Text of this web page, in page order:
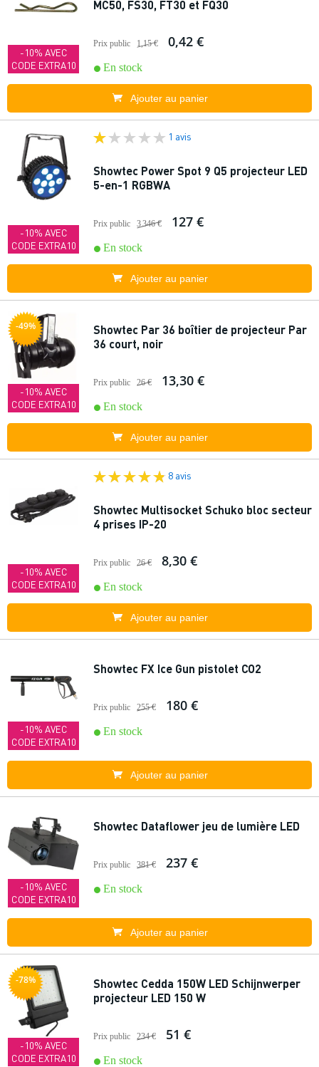
-10% AVEC
CODE EXTRA10
MC50, FS30, FT30 et FQ30
Prix public 1,15 € 0,42 €
En stock
Ajouter au panier
-10% AVEC
CODE EXTRA10
1 avis
Showtec Power Spot 9 Q5 projecteur LED
5-en-1 RGBWA
Prix public 3 346 € 127 €
En stock
Ajouter au panier
-49%
-10% AVEC
CODE EXTRA10
Showtec Par 36 boîtier de projecteur Par
36 court, noir
Prix public 26 € 13,30 €
En stock
Ajouter au panier
-10% AVEC
CODE EXTRA10
8 avis
Showtec Multisocket Schuko bloc secteur
4 prises IP-20
Prix public 26 € 8,30 €
En stock
Ajouter au panier
-10% AVEC
CODE EXTRA10
Showtec FX Ice Gun pistolet CO2
Prix public 255 € 180 €
En stock
Ajouter au panier
-10% AVEC
CODE EXTRA10
Showtec Dataflower jeu de lumière LED
Prix public 381 € 237 €
En stock
Ajouter au panier
-78%
-10% AVEC
CODE EXTRA10
Showtec Cedda 150W LED Schijnwerper
projecteur LED 150 W
Prix public 234 € 51 €
En stock